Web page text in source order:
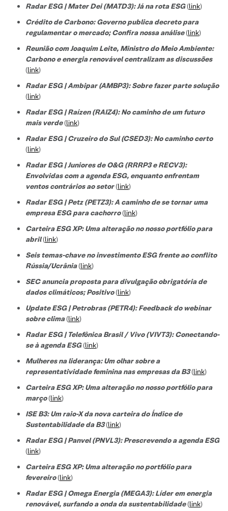
Radar ESG | Mater Dei (MATD3): Já na rota ESG(link)
Crédito de Carbono: Governo publica decreto para
regulamentar o mercado; Confira nossa análise(link)
Reunião com Joaquim Leite, Ministro do Meio Ambiente:
Carbono e energia renovável centralizam as discussões
(link)
Radar ESG | Ambipar (AMBP3): Sobre fazer parte solução
(link)
Radar ESG | Raízen (RAIZ4): No caminho de um futuro
mais verde(link)
Radar ESG | Cruzeiro do Sul (CSED3): No caminho certo
(link)
Radar ESG | Juniores de O&G (RRRP3 e RECV3):
Envolvidas com a agenda ESG, enquanto enfrentam
ventos contrários ao setor(link)
Radar ESG | Petz (PETZ3): A caminho de se tornar uma
empresa ESG para cachorro(link)
Carteira ESG XP: Uma alteração no nosso portfólio para
abril(link)
Seis temas-chave no investimento ESG frente ao conflito
Rússia/Ucrânia(link)
SEC anuncia proposta para divulgação obrigatória de
dados climáticos; Positivo(link)
Update ESG | Petrobras (PETR4): Feedback do webinar
sobre clima(link)
Radar ESG | Telefônica Brasil / Vivo (VIVT3): Conectando-
se à agenda ESG(link)
Mulheres na liderança: Um olhar sobre a
representatividade feminina nas empresas da B3(link)
Carteira ESG XP: Uma alteração no nosso portfólio para
março(link)
ISE B3: Um raio-X da nova carteira do Índice de
Sustentabilidade da B3(link)
Radar ESG | Panvel (PNVL3): Prescrevendo a agenda ESG
(link)
Carteira ESG XP: Uma alteração no portfólio para
fevereiro(link)
Radar ESG | Omega Energia (MEGA3): Líder em energia
renovável, surfando a onda da sustentabilidade(link)